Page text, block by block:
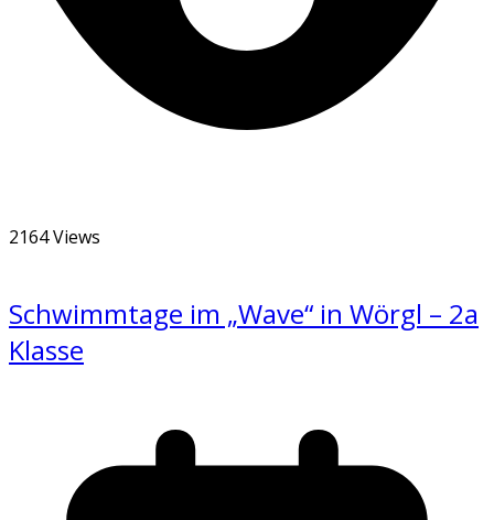
2164 Views
Schwimmtage im „Wave“ in Wörgl – 2a
Klasse